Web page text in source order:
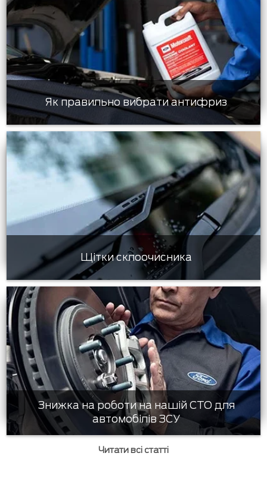
Як правильно вибрати антифриз
Щітки склоочисника
Знижка на роботи на нашій СТО для
автомобілів ЗСУ
Читати всі статті